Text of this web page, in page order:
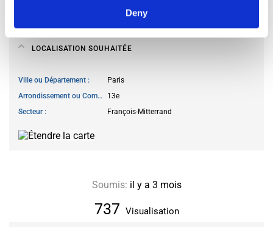
Deny
LOCALISATION SOUHAITÉE
Ville ou Département
Paris
Arrondissement ou Commune
13e
Secteur
François-Mitterrand
737 Visualisation
Soumis: il y a 3 mois